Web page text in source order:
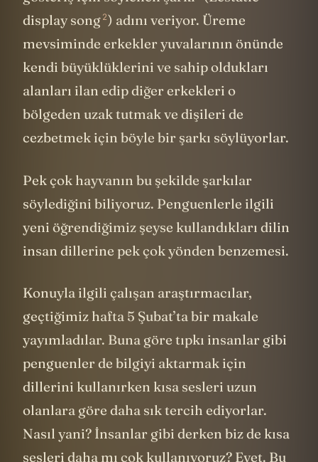
display song2) adını veriyor. Üreme
mevsiminde erkekler yuvalarının önünde
kendi büyüklüklerini ve sahip oldukları
alanları ilan edip diğer erkekleri o
bölgeden uzak tutmak ve dişileri de
cezbetmek için böyle bir şarkı söylüyorlar.
Pek çok hayvanın bu şekilde şarkılar
söylediğini biliyoruz. Penguenlerle ilgili
yeni öğrendiğimiz şeyse kullandıkları dilin
insan dillerine pek çok yönden benzemesi.
Konuyla ilgili çalışan araştırmacılar,
geçtiğimiz hafta 5 Şubat’ta bir makale
yayımladılar. Buna göre tıpkı insanlar gibi
penguenler de bilgiyi aktarmak için
dillerini kullanırken kısa sesleri uzun
olanlara göre daha sık tercih ediyorlar.
Nasıl yani? İnsanlar gibi derken biz de kısa
sesleri daha mı çok kullanıyoruz? Evet. Bu